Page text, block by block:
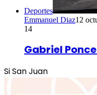
Deportes
Emmanuel Diaz12
14
Gabriel
Si San Juan